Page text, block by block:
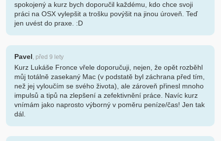
spokojený a kurz bych doporučil každému, kdo chce svoji
práci na OSX vylepšit a trošku povýšit na jinou úroveň. Teď
jen uvést do praxe. :D
Pavel, před 9 lety
Kurz Lukáše Fronce vřele doporučuji, nejen, že opět rozběhl
můj totálně zasekaný Mac (v podstatě byl záchrana před tím,
než jej vyloučím se svého života), ale zároveň přinesl mnoho
impulsů a tipů na zlepšení a zefektivnění práce. Navíc kurz
vnímám jako naprosto výborný v poměru peníze/čas! Jen tak
dál.